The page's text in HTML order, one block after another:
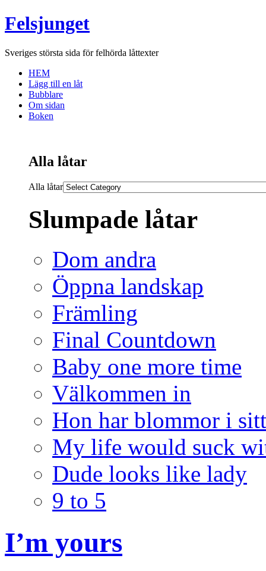
Felsjunget
Sveriges största sida för felhörda låttexter
HEM
Lägg till en låt
Bubblare
Om sidan
Boken
Alla låtar
Alla låtar
Slumpade låtar
Dom andra
Öppna landskap
Främling
Final Countdown
Baby one more time
Välkommen in
Hon har blommor i
My life would suck
Dude looks like lady
9 to 5
I’m yours